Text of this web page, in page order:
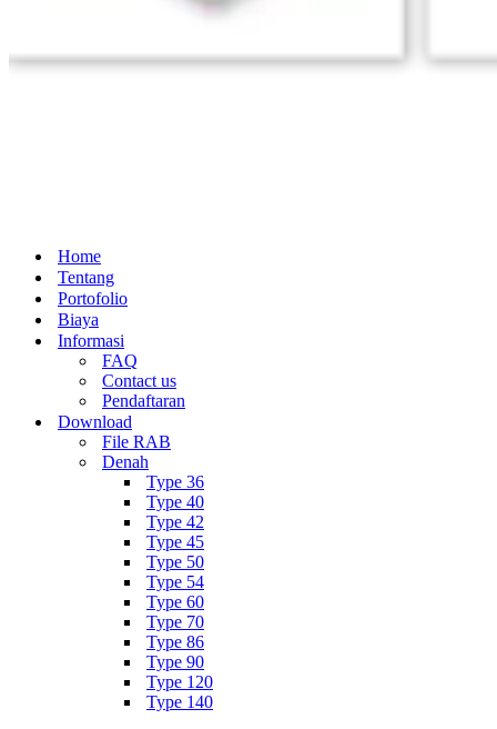
Home
Tentang
Portofolio
Biaya
Informasi
FAQ
Contact us
Pendaftaran
Download
File RAB
Denah
Type 36
Type 40
Type 42
Type 45
Type 50
Type 54
Type 60
Type 70
Type 86
Type 90
Type 120
Type 140